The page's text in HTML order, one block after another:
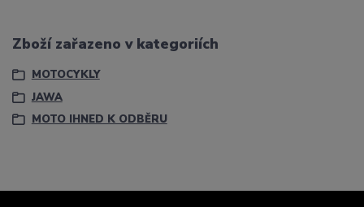
Zboží zařazeno v kategoriích
MOTOCYKLY
JAWA
MOTO IHNED K ODBĚRU